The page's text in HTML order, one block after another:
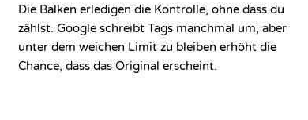
Die Balken erledigen die Kontrolle, ohne dass du
zählst. Google schreibt Tags manchmal um, aber
unter dem weichen Limit zu bleiben erhöht die
Chance, dass das Original erscheint.